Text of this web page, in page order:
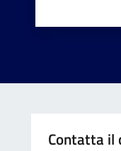
Contatta il